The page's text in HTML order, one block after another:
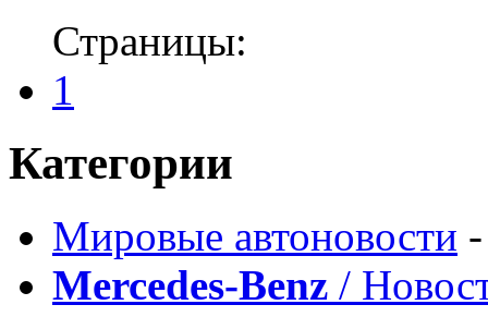
Страницы:
1
Категории
Мировые автоновости
Mercedes-Benz /